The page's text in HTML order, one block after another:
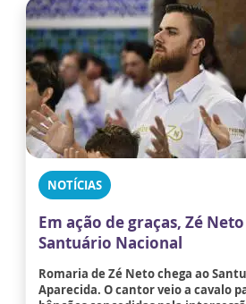
NOTÍCIAS
Em ação de graças, Zé
Santuário Nacional
Romaria de Zé Neto chega ao
Aparecida. O cantor veio a cavalo